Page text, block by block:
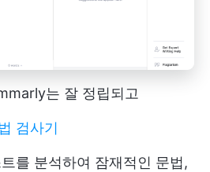
는 잘 정립되고
검사기
를 분석하여 잠재적인 문법,